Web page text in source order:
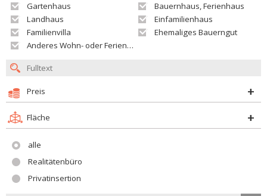
Gartenhaus
Bauernhaus, Ferienhaus
Landhaus
Einfamilienhaus
Familienvilla
Ehemaliges Bauerngut
Anderes Wohn- oder Ferienobjekt
Preis
Fläche
alle
Realitätenbüro
Privatinsertion